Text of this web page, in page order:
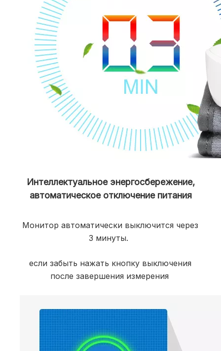
Интеллектуальное энергосбережение,
автоматическое отключение питания
Монитор автоматически выключится через
3 минуты.
если забыть нажать кнопку выключения
после завершения измерения